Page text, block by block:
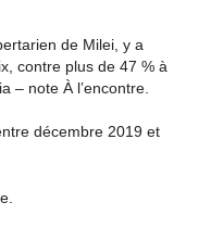
de Milei, y a
contre plus de 47 % à
– note À l’encontre.
décembre 2019 et